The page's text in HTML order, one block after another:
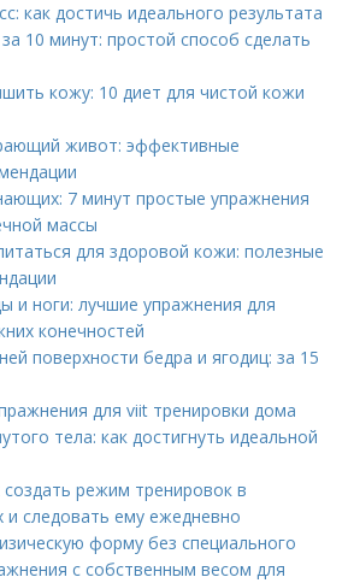
как достичь идеального результата
10 минут: простой способ сделать
кожу: 10 диет для чистой кожи
живот: эффективные
7 минут простые упражнения
массы
для здоровой кожи: полезные
и ноги: лучшие упражнения для
конечностей
поверхности бедра и ягодиц: за 15
для viit тренировки дома
тела: как достигнуть идеальной
создать режим тренировок в
и следовать ему ежедневно
форму без специального
с собственным весом для